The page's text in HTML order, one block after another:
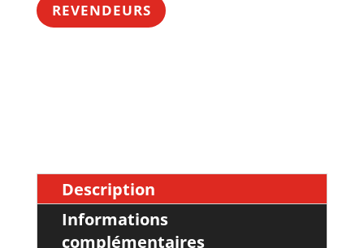
REVENDEURS
Description
Informations
complémentaires